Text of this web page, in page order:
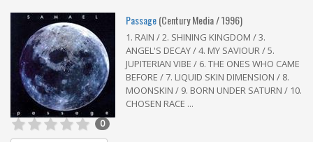
Passage(Century Media / 1996)
1. RAIN / 2. SHINING KINGDOM / 3.
ANGEL'S DECAY / 4. MY SAVIOUR / 5.
JUPITERIAN VIBE / 6. THE ONES WHO CAME
BEFORE / 7. LIQUID SKIN DIMENSION / 8.
MOONSKIN / 9. BORN UNDER SATURN / 10.
CHOSEN RACE ...
0